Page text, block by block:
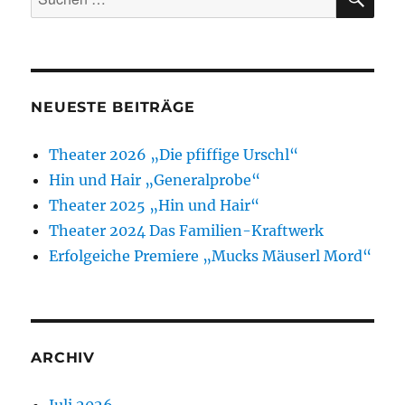
nach:
NEUESTE BEITRÄGE
Theater 2026 „Die pfiffige Urschl“
Hin und Hair „Generalprobe“
Theater 2025 „Hin und Hair“
Theater 2024 Das Familien-Kraftwerk
Erfolgeiche Premiere „Mucks Mäuserl Mord“
ARCHIV